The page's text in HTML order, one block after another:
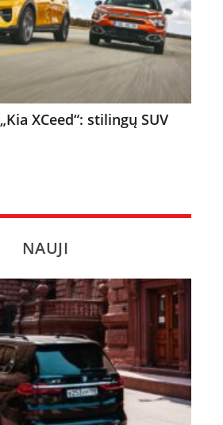
XCeed“: stilingų SUV
NAUJI